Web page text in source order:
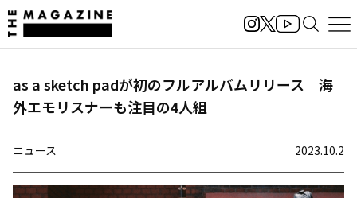
as a sketch padが初のフルアルバムリリース 海
外エモリスナーも注目の4人組
ニュース 2023.10.2